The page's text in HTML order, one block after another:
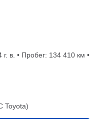
в. • Пробег: 134 410 км •
Toyota)